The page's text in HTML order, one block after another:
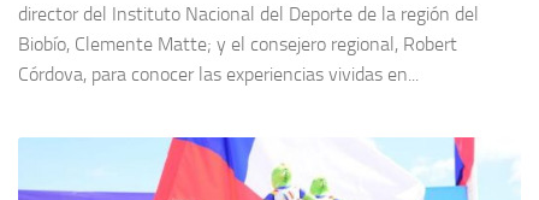
director del Instituto Nacional del Deporte de la región del
Biobío, Clemente Matte; y el consejero regional, Robert
Córdova, para conocer las experiencias vividas en...